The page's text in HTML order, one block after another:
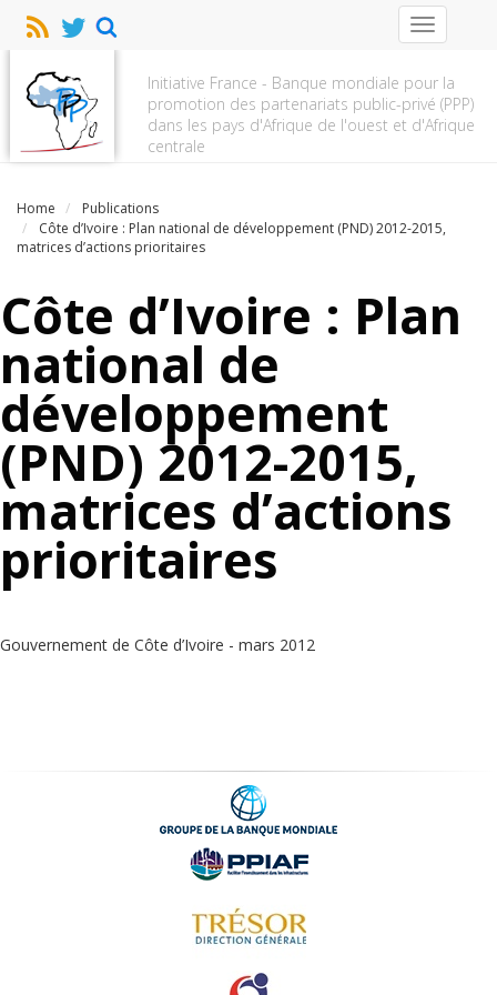
Initiative France - Banque mondiale pour la
promotion des partenariats public-privé (PPP)
dans les pays d'Afrique de l'ouest et d'Afrique
centrale
Toggle
navigation
Home
Publications
Côte d’Ivoire : Plan national de développement (PND) 2012-2015,
matrices d’actions prioritaires
Côte d’Ivoire : Plan
national de
développement
(PND) 2012-2015,
matrices d’actions
prioritaires
Gouvernement de Côte d’Ivoire - mars 2012